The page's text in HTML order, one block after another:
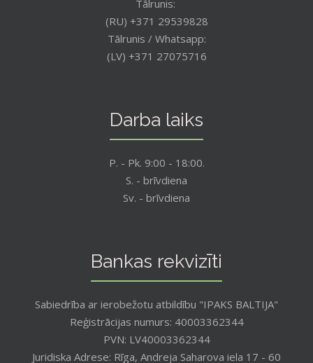
Tālrunis:
(RU) +371 29539828
Tālrunis / Whatsapp:
(LV) +371 27075716
Darba laiks
P. - Pk. 9:00 - 18:00.
S. - brīvdiena
Sv. - brīvdiena
Bankas rekvizīti
Sabiedrība ar ierobežotu atbildību "IPAKS BALTIJA"
Reģistrācijas numurs: 40003362344
PVN: LV40003362344
Juridiska Adrese: Rīga, Andreja Saharova iela 17 - 60